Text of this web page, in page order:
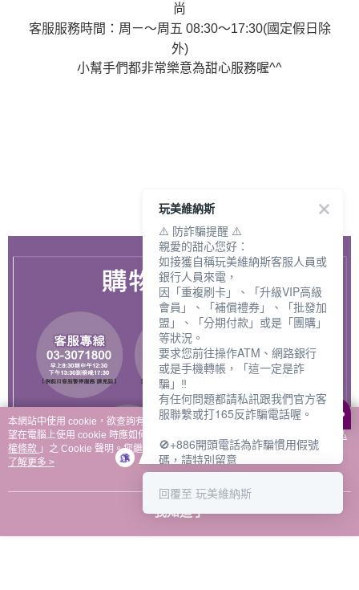
尚
客服服務時間：周ㄧ～周五 08:30～17:30(國定假日除
外)
小幫手們都非常樂意為甜心服務喔^^
本網站中使用 cookie，欲查詢有關本網站使用 cookie 方式之詳情，及若您不希
望在電腦上使用 cookie 時應如何變更電腦的 cookie 設定，請參閱本網站「
隱私
權條款 」之 Cookie 聲明。您繼續使用本網站即表示您同意本公司得按本網站使
用條款之 Cookie 聲明使用 cookie。
了解更多 >
我知道了
玩美維納斯
⚠️ 防詐騙提醒 ⚠️
親愛的甜心您好：
如接獲自稱玩美維納斯客服人員或
銀行人員來電，
因「重複刷卡」、「升級VIP高級
會員」、「補償禮券」、「批發加
盟」、「分期付款」或是「團購」
等狀況。
要求您前往操作ATM、網路銀行
或是手機轉帳，「這一定是詐
騙」‼️
有任何問題都請私訊跟我們官方客
服聯繫或打165反詐騙電話喔。
🚫+886開頭電話為詐騙慣用假號
碼，請特別留意
－－－－－－－－－－－－
如何聯繫玩美維納斯客服?
📆週一至週五
⏰上午 8:30-下午17:30
回覆至 玩美維納斯